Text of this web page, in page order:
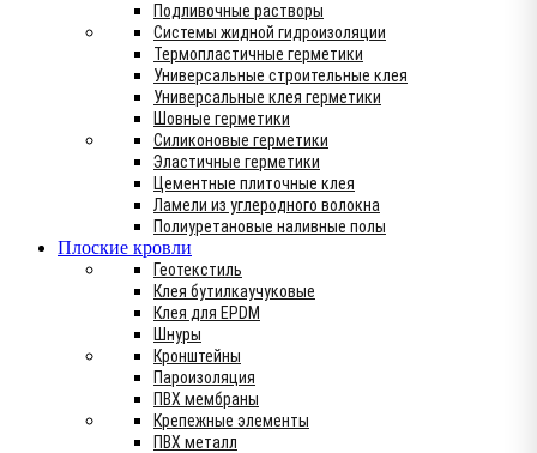
Подливочные растворы
Системы жидной гидроизоляции
Термопластичные герметики
Универсальные строительные клея
Универсальные клея герметики
Шовные герметики
Силиконовые герметики
Эластичные герметики
Цементные плиточные клея
Ламели из углеродного волокна
Полиуретановые наливные полы
Плоские кровли
Геотекстиль
Клея бутилкаучуковые
Клея для EPDM
Шнуры
Кронштейны
Пароизоляция
ПВХ мембраны
Крепежные элементы
ПВХ металл